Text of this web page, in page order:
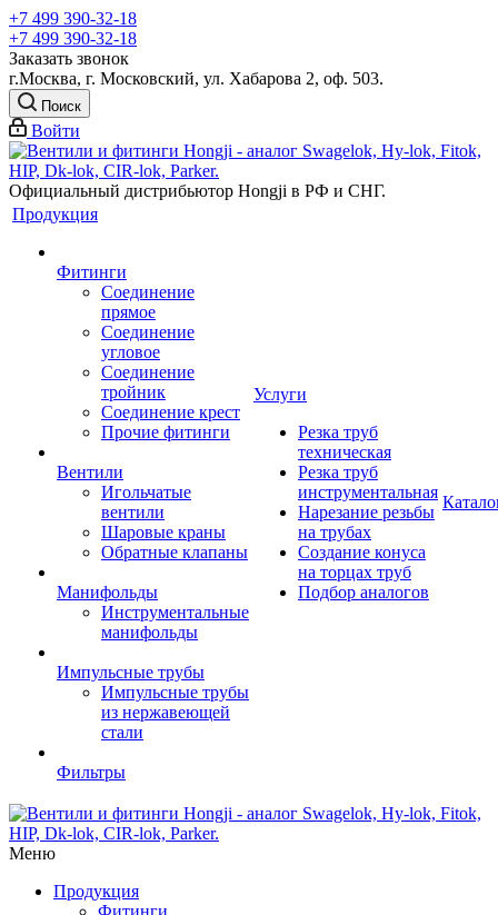
+7 499 390-32-18
+7 499 390-32-18
Заказать звонок
г.Москва, г. Московский, ул. Хабарова 2, оф. 503.
Поиск
Войти
Официальный дистрибьютор Hongji в РФ и СНГ.
Продукция
Фитинги
Соединение
прямое
Соединение
угловое
Соединение
тройник
Соединение крест
Прочие фитинги
Вентили
Игольчатые
вентили
Шаровые краны
Обратные клапаны
Манифольды
Инструментальные
манифольды
Импульсные трубы
Импульсные трубы
из нержавеющей
стали
Фильтры
Услуги
Резка труб
техническая
Резка труб
инструментальная
Нарезание резьбы
на трубах
Создание конуса
на торцах труб
Подбор аналогов
Меню
Продукция
Фитинги